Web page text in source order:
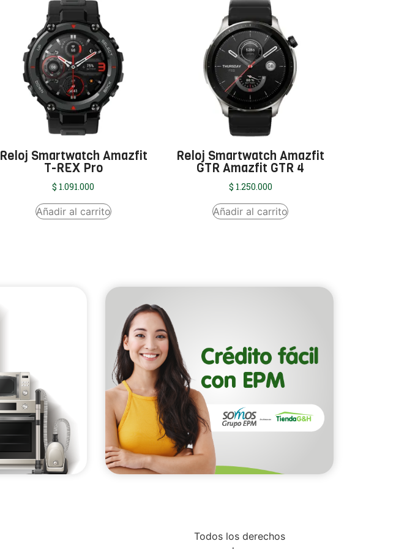
Reloj Smartwatch Amazfit
T-REX Pro
$ 1.091.000
Añadir al carrito
Reloj Smartwatch Amazfit
GTR Amazfit GTR 4
$ 1.250.000
Añadir al carrito
Todos los derechos